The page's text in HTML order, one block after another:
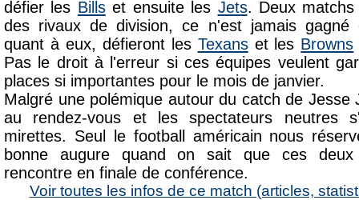
défier les Billset ensuite les Jets. Deux
des rivaux de division, ce n'est jamais gagné
quant à eux, défieront les Texanset les Browns
Pas le droit à l'erreur si ces équipes veulent
places si importantes pour le mois de janvier.
Malgré une polémique autour du catch de Jesse
au rendez-vous et les spectateurs neutres
mirettes. Seul le football américain nous
bonne augure quand on sait que ces deux
rencontre en finale de conférence.
Voir toutes les infos de ce match (articles,